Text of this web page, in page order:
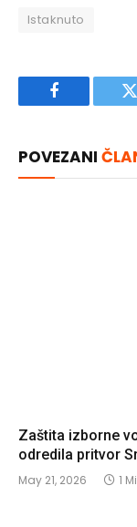
Istaknuto
Facebook
POVEZANI
Zaštita izborne
odredila pritvor
May 21, 2026 1